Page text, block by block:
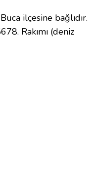
ilçesine bağlıdır.
Rakımı (deniz